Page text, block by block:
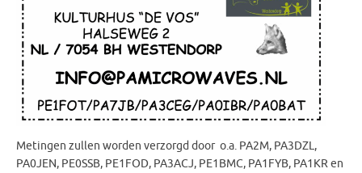
Metingen zullen worden verzorgd door o.a. PA2M, PA3DZL,
PA0JEN, PE0SSB, PE1FOD, PA3ACJ, PE1BMC, PA1FYB, PA1KR en